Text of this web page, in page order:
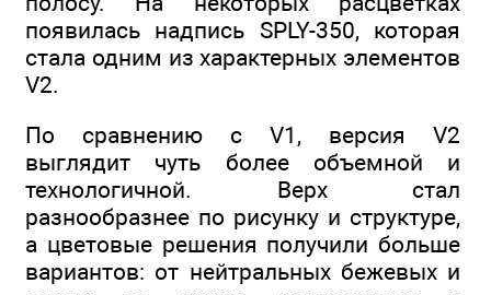
появилась надпись SPLY-350, которая
стала одним из характерных элементов
V2.
По сравнению с V1, версия V2
выглядит чуть более объемной и
технологичной. Верх стал
разнообразнее по рисунку и структуре,
а цветовые решения получили больше
вариантов: от нейтральных бежевых и